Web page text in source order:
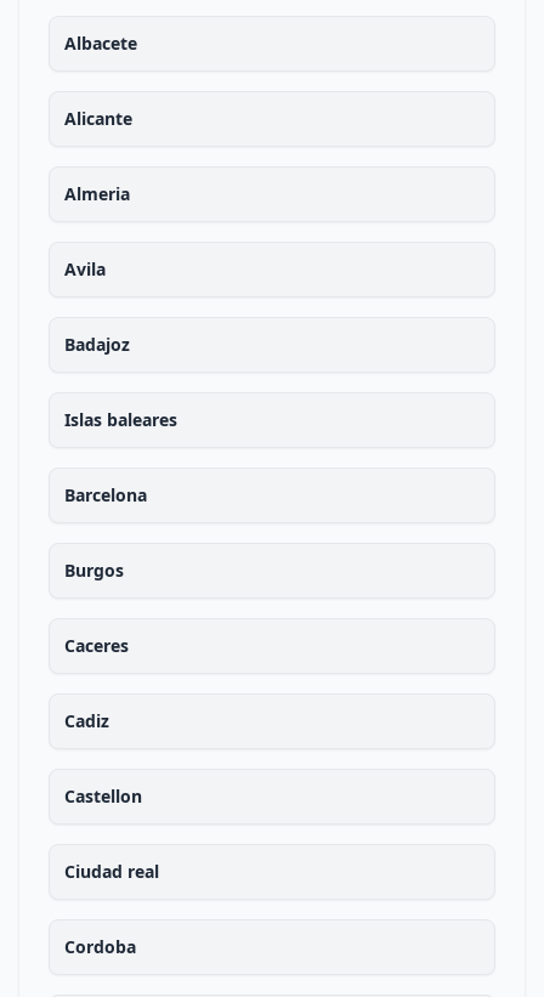
Albacete
Alicante
Almeria
Avila
Badajoz
Islas baleares
Barcelona
Burgos
Caceres
Cadiz
Castellon
Ciudad real
Cordoba